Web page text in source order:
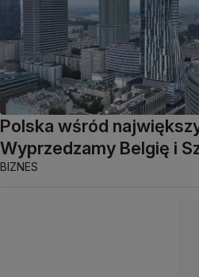
Polska wśród
Wyprzedzamy Belgię i
BIZNES